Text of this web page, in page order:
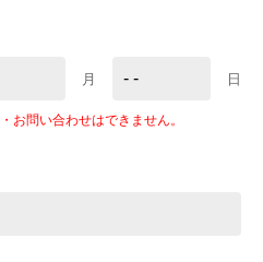
月 日
お問い合わせはできません。